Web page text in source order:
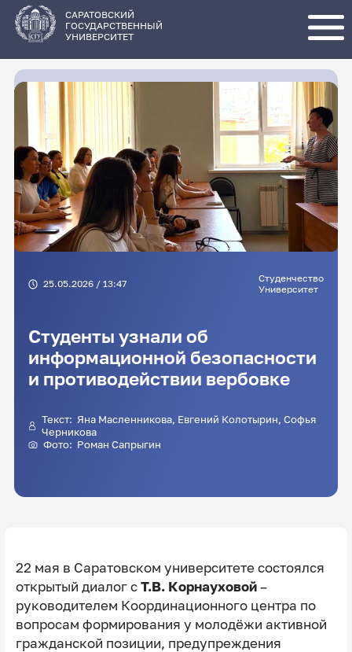
основному
содержанию
САРАТОВСКИЙ
ГОСУДАРСТВЕННЫЙ
УНИВЕРСИТЕТ
25.05.2026 / 13:47
Студенчество
Университет
Студенты узнали об
информационной безопасности
и противодействии вербовке
Текст: Яна Масленникова, Евгений Колотырин, Софья
Черникова
Фото: Роман Сапрыгин
22 мая в Саратовском университете состоялся
открытый диалог с Т.В. Корнауховой–
руководителем Координационного центра по
вопросам формирования у молодёжи активной
гражданской позиции, предупреждения